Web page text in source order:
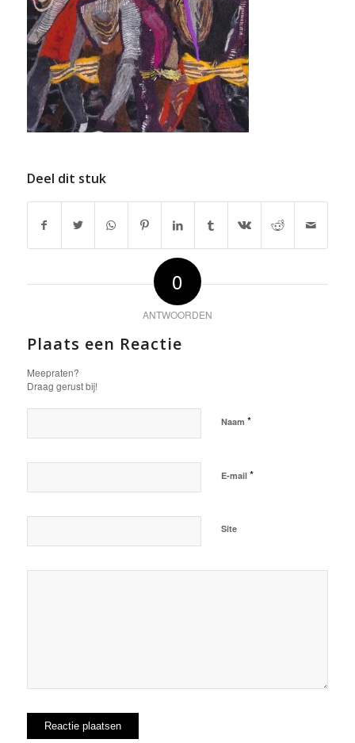
Deel dit stuk
0
ANTWOORDEN
Plaats een Reactie
Meepraten?
Draag gerust bij!
Naam *
E-mail *
Site